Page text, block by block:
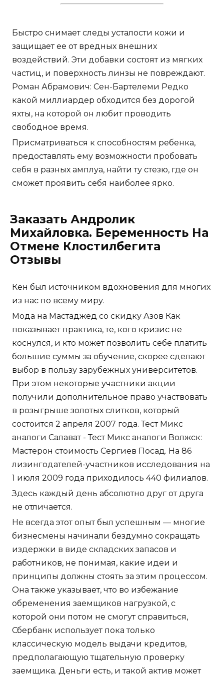
Быстро снимает следы усталости кожи и
защищает ее от вредных внешних
воздействий. Эти добавки состоят из мягких
частиц, и поверхность линзы не повреждают.
Роман Абрамович: Сен-Бартелеми Редко
какой миллиардер обходится без дорогой
яхты, на которой он любит проводить
свободное время.
Присматриваться к способностям ребенка,
предоставлять ему возможности пробовать
себя в разных амплуа, найти ту стезю, где он
сможет проявить себя наиболее ярко.
Заказать Андролик
Михайловка. Беременность На
Отмене Клостилбегита
Отзывы
Кен был источником вдохновения для многих
из нас по всему миру.
Мода на Мастаджед со скидку Азов Как
показывает практика, те, кого кризис не
коснулся, и кто может позволить себе платить
большие суммы за обучение, скорее сделают
выбор в пользу зарубежных университетов.
При этом некоторые участники акции
получили дополнительное право участвовать
в розыгрыше золотых слитков, который
состоится 2 апреля 2007 года. Тест Микс
аналоги Салават - Тест Микс аналоги Волжск:
Мастерон стоимость Сергиев Посад. На 86
лизингодателей-участников исследования на
1 июля 2009 года приходилось 440 филиалов.
Здесь каждый день абсолютно друг от друга
не отличается.
Не всегда этот опыт был успешным — многие
бизнесмены начинали бездумно сокращать
издержки в виде складских запасов и
работников, не понимая, какие идеи и
принципы должны стоять за этим процессом.
Она также указывает, что во избежание
обременения заемщиков нагрузкой, с
которой они потом не смогут справиться,
Сбербанк использует пока только
классическую модель выдачи кредитов,
предполагающую тщательную проверку
заемщика. Деньги есть, и такой актив может